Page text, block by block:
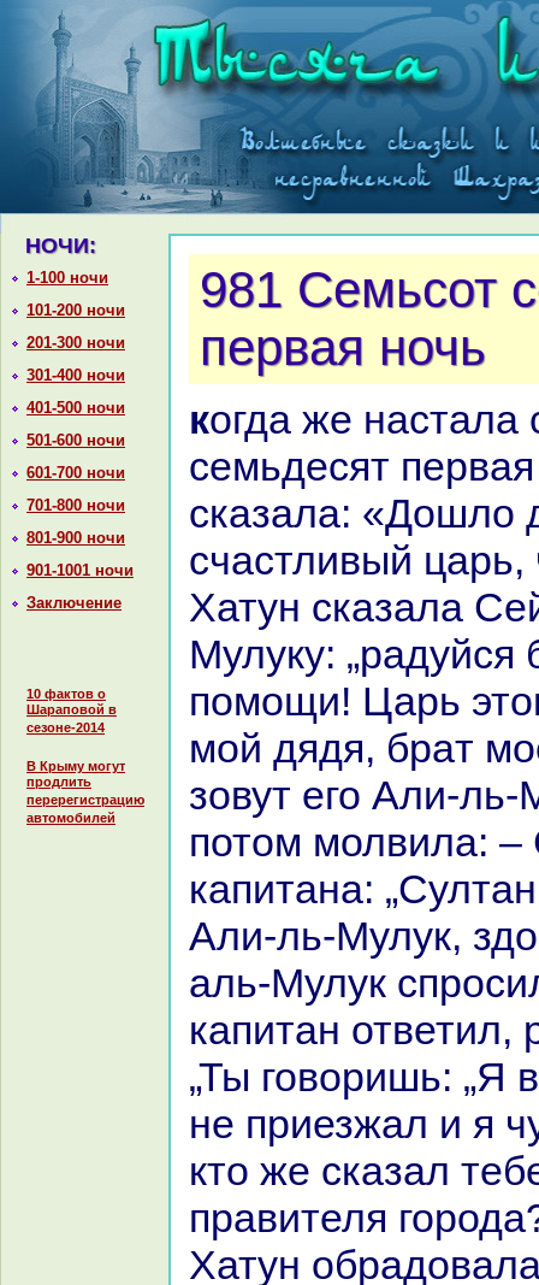
НОЧИ:
1-100 ночи
101-200 ночи
201-300 ночи
301-400 ночи
401-500 ночи
501-600 ночи
601-700 ночи
701-800 ночи
801-900 ночи
901-1001 ночи
Заключение
10 фактов о
Шараповой в
сезоне-2014
В Крыму могут
продлить
перерегистрацию
автомобилей
981 Семьсот
первая ночь
кoгда же нaстала семьсот
семьдесят
сказала: «Дошло
счастливый царь,
Хатун сказала
Мулуку: „paдуйся
помощи! Царь
мой дядя, бpaт
зовут его Али-
потом молвила: –
капитанa:
Али-ль-Мулук,
аль-Мулук
капитан
„Ты говоришь: „Я
не приезжал и я
кто же сказал
пpaвителя
Хатун